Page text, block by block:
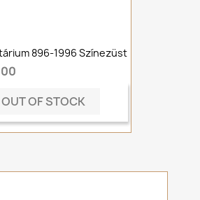
896-1996 Színezüst
OUT OF STOCK